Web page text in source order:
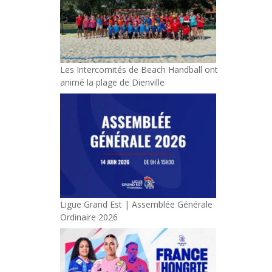
Les Intercomités de Beach Handball ont
animé la plage de Dienville
Ligue Grand Est | Assemblée Générale
Ordinaire 2026